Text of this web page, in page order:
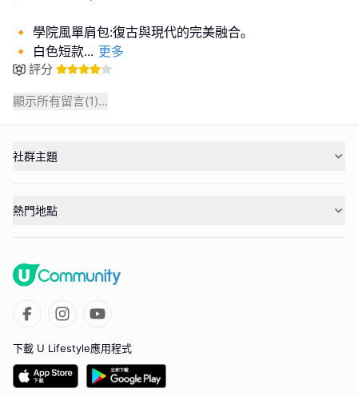
🔸 學院風單肩包:復古與現代的完美融合｡
🔸 白色短款... 更多
評分
顯示所有留言(1)...
社群主題
熱門地點
下載 U Lifestyle應用程式